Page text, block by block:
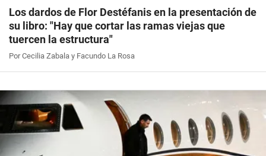
Los dardos de Flor Destéfanis en la presentación de
su libro: "Hay que cortar las ramas viejas que
tuercen la estructura"
Por Cecilia Zabala y Facundo La Rosa